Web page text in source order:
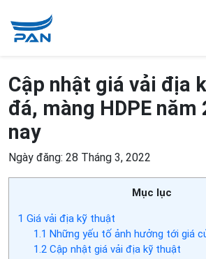
Cập nhật giá vải địa
đá, màng HDPE năm
nay
Ngày đăng: 28 Tháng 3, 2022
Mục lục
1 Giá vải địa kỹ thuật
1.1 Những yếu tố ảnh hưởng tới giá
1.2Cập nhật giá vải địa kỹ thuật